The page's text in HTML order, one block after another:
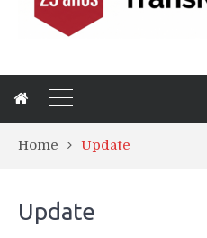
Home Update
Update